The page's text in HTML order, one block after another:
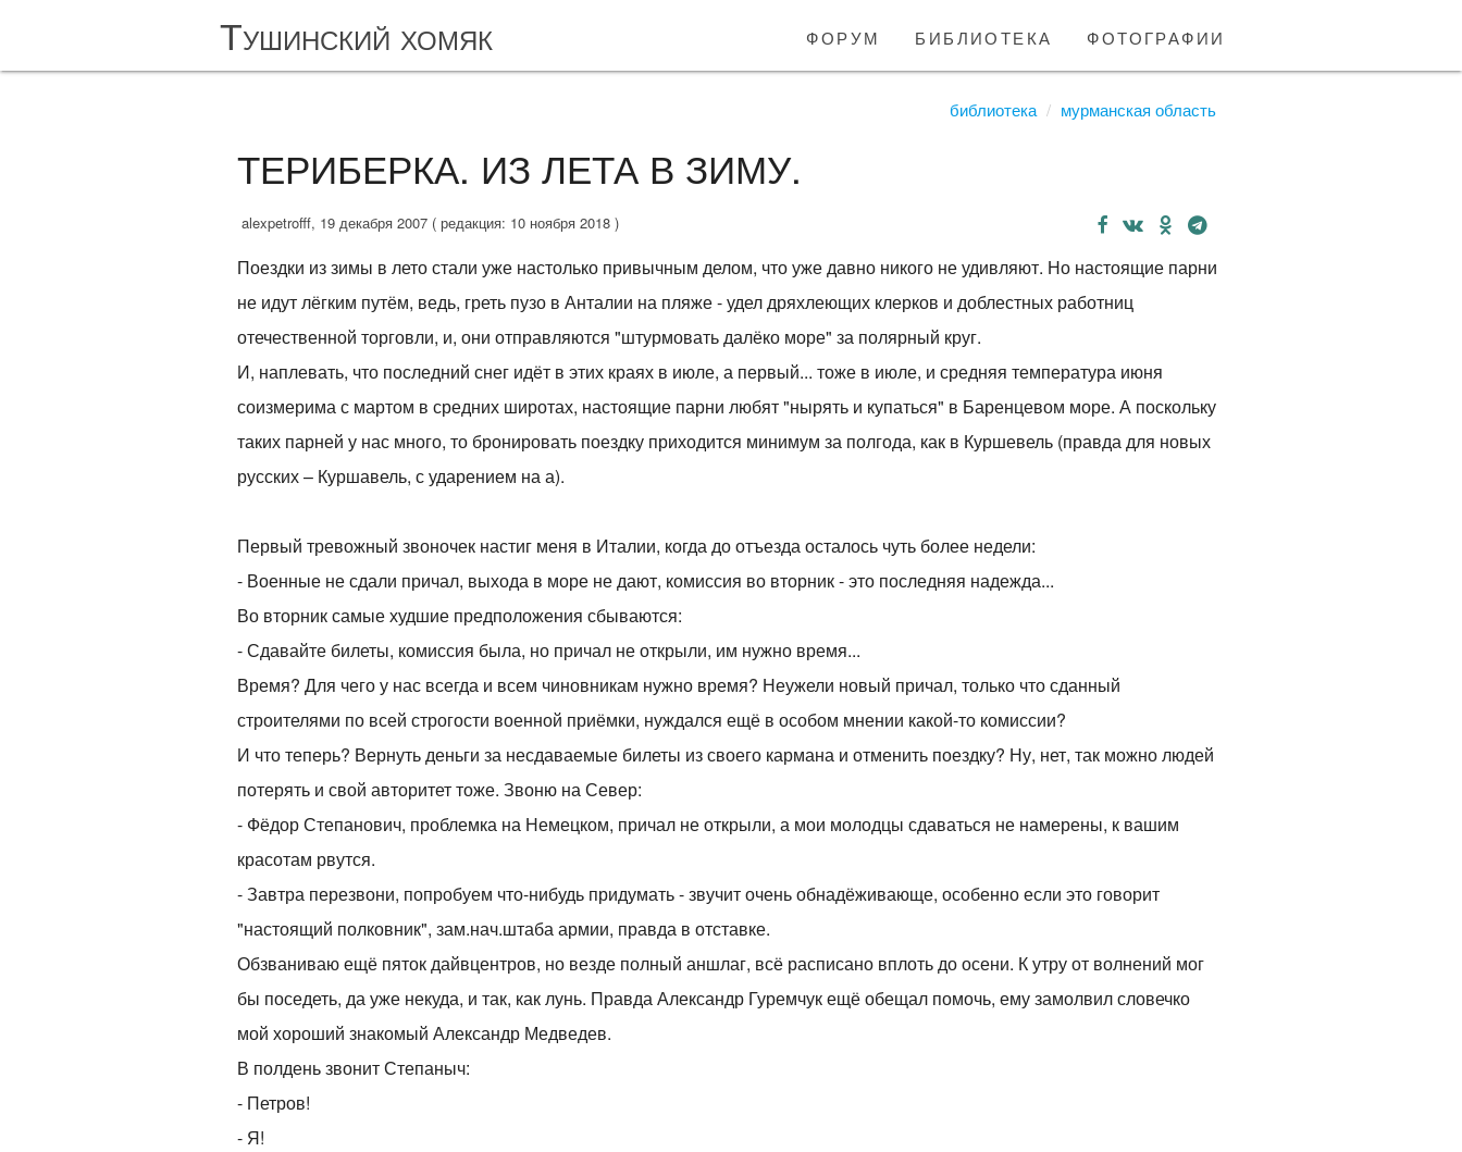
Тушинский хомяк форум библиотека фотографии
библиотека мурманская область
ТЕРИБЕРКА. ИЗ ЛЕТА В ЗИМУ.
alexpetrofff, 19 декабря 2007 ( редакция: 10 ноября 2018 )
Поездки из зимы в лето стали уже настолько привычным делом, что уже давно никого не удивляют. Но настоящие парни
не идут лёгким путём, ведь, греть пузо в Анталии на пляже - удел дряхлеющих клерков и доблестных работниц
отечественной торговли, и, они отправляются "штурмовать далёко море" за полярный круг.
И, наплевать, что последний снег идёт в этих краях в июле, а первый... тоже в июле, и средняя температура июня
соизмерима с мартом в средних широтах, настоящие парни любят "нырять и купаться" в Баренцевом море. А поскольку
таких парней у нас много, то бронировать поездку приходится минимум за полгода, как в Куршевель (правда для новых
русских – Куршавель, с ударением на а).
Первый тревожный звоночек настиг меня в Италии, когда до отъезда осталось чуть более недели:
- Военные не сдали причал, выхода в море не дают, комиссия во вторник - это последняя надежда...
Во вторник самые худшие предположения сбываются:
- Сдавайте билеты, комиссия была, но причал не открыли, им нужно время...
Время? Для чего у нас всегда и всем чиновникам нужно время? Неужели новый причал, только что сданный
строителями по всей строгости военной приёмки, нуждался ещё в особом мнении какой-то комиссии?
И что теперь? Вернуть деньги за несдаваемые билеты из своего кармана и отменить поездку? Ну, нет, так можно людей
потерять и свой авторитет тоже. Звоню на Север:
- Фёдор Степанович, проблемка на Немецком, причал не открыли, а мои молодцы сдаваться не намерены, к вашим
красотам рвутся.
- Завтра перезвони, попробуем что-нибудь придумать - звучит очень обнадёживающе, особенно если это говорит
"настоящий полковник", зам.нач.штаба армии, правда в отставке.
Обзваниваю ещё пяток дайвцентров, но везде полный аншлаг, всё расписано вплоть до осени. К утру от волнений мог
бы поседеть, да уже некуда, и так, как лунь. Правда Александр Гуремчук ещё обещал помочь, ему замолвил словечко
мой хороший знакомый Александр Медведев.
В полдень звонит Степаныч:
- Петров!
- Я!